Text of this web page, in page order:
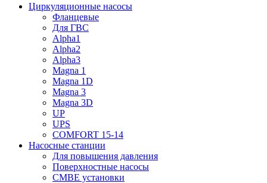
Циркуляционные насосы
Фланцевые
Для ГВС
Alpha1
Alpha2
Alpha3
Magna 1
Magna 1D
Magna 3
Magna 3D
UP
UPS
COMFORT 15-14
Насосные станции
Для повышения давления
Поверхностные насосы
CMBE установки